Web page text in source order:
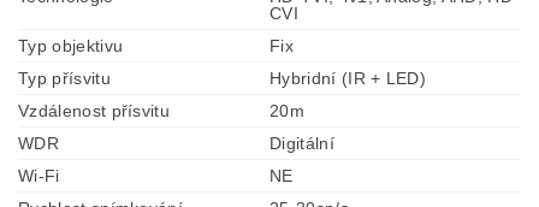
CVI
Typ objektivu
Fix
Typ přísvitu
Hybridní (IR + LED)
Vzdálenost přísvitu
20m
WDR
Digitální
Wi-Fi
NE